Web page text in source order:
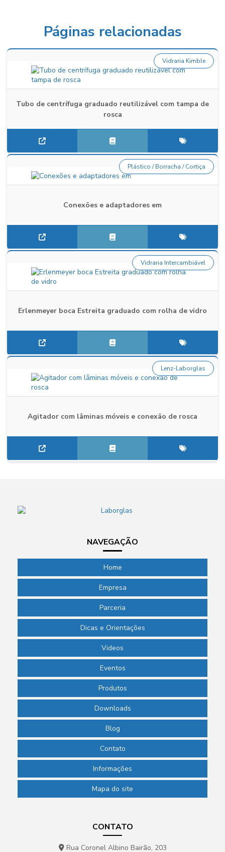
Páginas relacionadas
Tubo de centrífuga graduado reutilizável com tampa de
rosca
Vidraria Kimble
Conexões e adaptadores em
Plástico / Borracha / Cortiça
Erlenmeyer boca Estreita graduado com rolha de vidro
Vidraria Intercambiável
Agitador com lâminas móveis e conexão de rosca
Lenz-Laborglas
NAVEGAÇÃO
Home
Empresa
Parceria
Dicas e Orientações
Videos
Eventos
Produtos
Downloads
Blog
Contato
Informações
Mapa do site
CONTATO
Rua Coronel Albino Bairão, 203